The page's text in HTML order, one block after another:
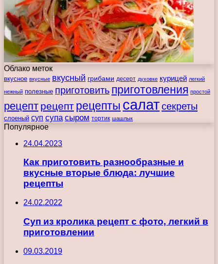
Облако меток
вкусное вкусные вкусный грибами десерт духовке курицей легкий
нежный полезные приготовить приготовления простой
рецепт рецепт рецепты салатсекреты
слоеный суп супа сыром тортик шашлык
Популярное
24.04.2023
Как приготовить разнообразные и
вкусные вторые блюда: лучшие
рецепты
24.02.2022
Суп из кролика рецепт с фото, легкий в
приготовлении
09.03.2019